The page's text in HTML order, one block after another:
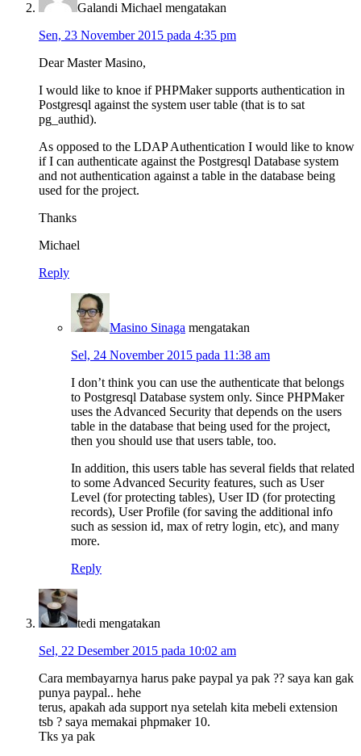
Galandi Michael mengatakan
Sen, 23 November 2015 pada 4:35 pm
Dear Master Masino,
I would like to knoe if PHPMaker supports authentication in
Postgresql against the system user table (that is to sat
pg_authid).
As opposed to the LDAP Authentication I would like to know
if I can authenticate against the Postgresql Database system
and not authentication against a table in the database being
used for the project.
Thanks
Michael
Reply
Masino Sinaga mengatakan
Sel, 24 November 2015 pada 11:38 am
I don’t think you can use the authenticate that belongs
to Postgresql Database system only. Since PHPMaker
uses the Advanced Security that depends on the users
table in the database that being used for the project,
then you should use that users table, too.
In addition, this users table has several fields that related
to some Advanced Security features, such as User
Level (for protecting tables), User ID (for protecting
records), User Profile (for saving the additional info
such as session id, max of retry login, etc), and many
more.
Reply
tedi mengatakan
Sel, 22 Desember 2015 pada 10:02 am
Cara membayarnya harus pake paypal ya pak ?? saya kan gak
punya paypal.. hehe
terus, apakah ada support nya setelah kita mebeli extension
tsb ? saya memakai phpmaker 10.
Tks ya pak